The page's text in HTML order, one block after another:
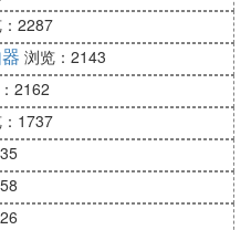
2287
浏览：2143
2162
1737